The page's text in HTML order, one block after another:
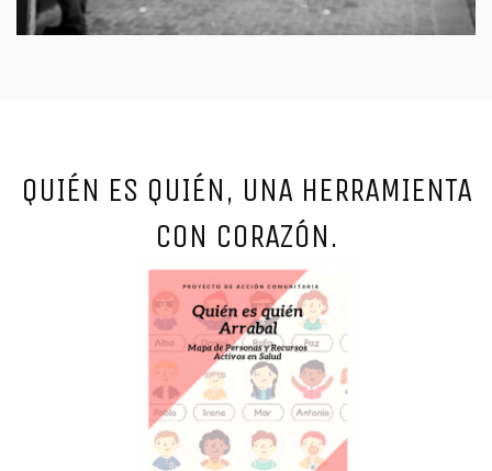
QUIÉN ES QUIÉN, UNA HERRAMIENTA
CON CORAZÓN.